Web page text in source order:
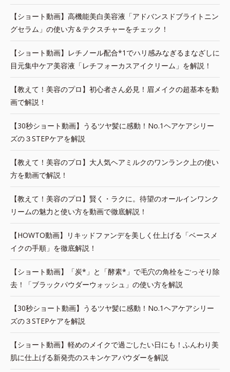
【ショート動画】高機能美白美容液「アドバンスドブライトニン
グセラム」の使い方＆テクスチャーをチェック！
【ショート動画】レチノール配合*1でハリ感みなぎるまなざしに
目元集中ケア美容液「レチフォーカスアイクリーム」を解説！
【教えて！美容のプロ】初心者さん必見！眉メイクの超基本を動
画で解説！
【30秒ショート動画】うるツヤ髪に感動！No.1ヘアケアシリー
ズの３STEPケアを解説
【教えて！美容のプロ】大人気ヘアミルクのワンランク上の使い
方を動画で解説！
【教えて！美容のプロ】賢く・ラクに。待望のオールインワンク
リームの魅力と使い方を動画で徹底解説！
【HOWTO動画】リキッドファンデを美しく仕上げる「ベースメ
イクの手順」を徹底解説！
【ショート動画】「炭*」と「酵素*」で毛穴の角栓をごっそり除
去！「ブラックパウダーウォッシュ」の使い方を解説
【30秒ショート動画】うるツヤ髪に感動！No.1ヘアケアシリー
ズの３STEPケアを解説
【ショート動画】軽めのメイクで過ごしたい日にも！ふんわり美
肌に仕上げる新発売のスキンケアパウダーを解説